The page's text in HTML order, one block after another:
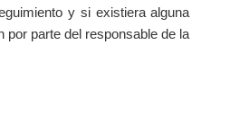
y si existiera alguna
por parte del responsable de la